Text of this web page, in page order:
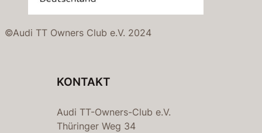
©Audi TT Owners Club e.V. 2024
KONTAKT
Audi TT-Owners-Club e.V.
Thüringer Weg 34